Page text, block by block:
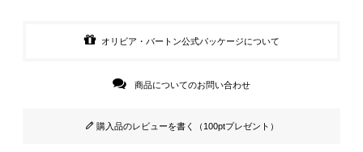
オリビア・バートン公式パッケージについて
商品についてのお問い合わせ
購入品のレビューを書く（100ptプレゼント）